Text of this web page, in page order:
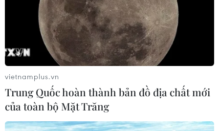
vietnamplus.vn
Trung Quốc hoàn thành bản đồ địa chất mới
của toàn bộ Mặt Trăng